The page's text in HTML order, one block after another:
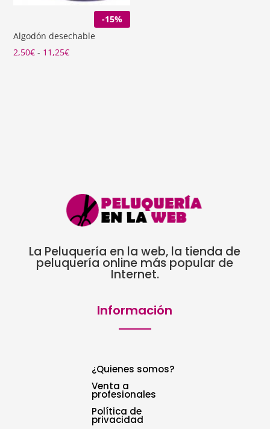
-15%
Algodón desechable
2,50€ - 11,25€Rango
La Peluquería en la web, la tienda de
peluquería online más popular de
Internet.
Información
¿Quienes somos?
Venta a
profesionales
Política de
privacidad